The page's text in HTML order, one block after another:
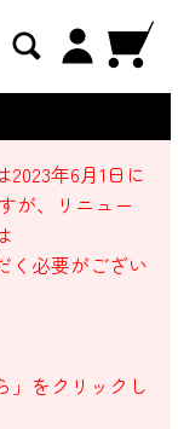
年6月1日に
が、リニュー
く必要がござい
をクリックし